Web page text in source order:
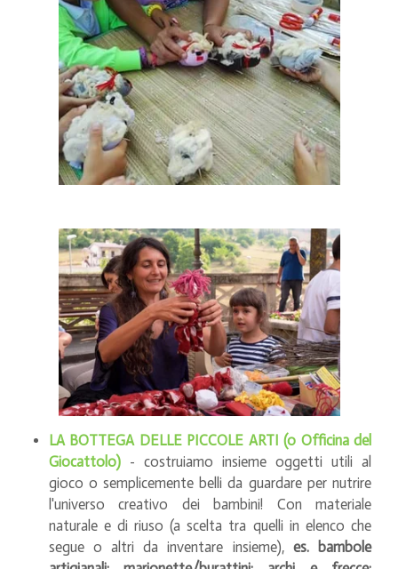
LA BOTTEGA DELLE PICCOLE ARTI (o Officina del
Giocattolo)- costruiamo insieme oggetti utili al
gioco o semplicemente belli da guardare per nutrire
l'universo creativo dei bambini! Con materiale
naturale e di riuso (a scelta tra quelli in elenco che
segue o altri da inventare insieme), es. bambole